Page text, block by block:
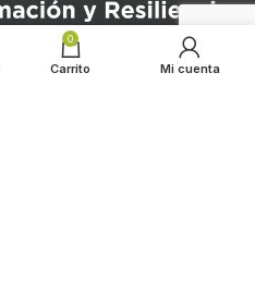
0
Carrito Mi cuenta